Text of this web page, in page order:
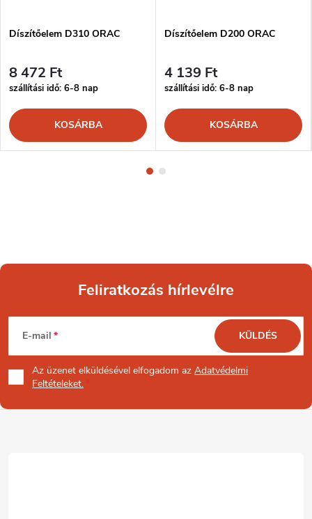
Díszítőelem D310 ORAC
8 472 Ft
szállítási idő: 6-8 nap
KOSÁRBA
Díszítőelem D200 ORAC
4 139 Ft
szállítási idő: 6-8 nap
KOSÁRBA
L
á
b
Feliratkozás hírlevélre
E-mail
Az üzenet elküldésével elfogadom az Adatvédelmi
Feltételeket.
KÜLDÉS